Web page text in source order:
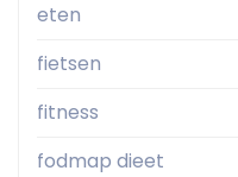
eten
fietsen
fitness
fodmap dieet